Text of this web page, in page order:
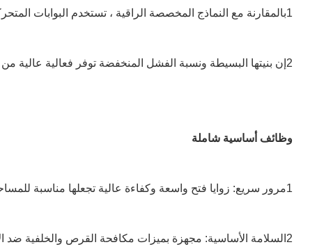
1بالمقارنة مع النماذج المخصصة الراقية ، تستخدم البوابات المتحركة الاقتصادية تصاميم موحدة ومواد شائعة ، مما يقلل بشكل كبير من تكاليف الشراء والصيانة.
2إن بنيتها البسيطة ونسبة الفشل المنخفضة توفر فعالية عالية من حيث التكلفة على المدى الطويل.
وظائف أساسية شاملة
1مرور سريع: زوايا فتح واسعة وكفاءة عالية تجعلها مناسبة للمساحات ذات حركة مرور متوسطة.
2السلامة الأساسية: مجهزة بميزات مكافحة القرص والخلفية ضد الأشعة تحت الحمراء، فإنها تضمن سلامة الوصول الأساسية.